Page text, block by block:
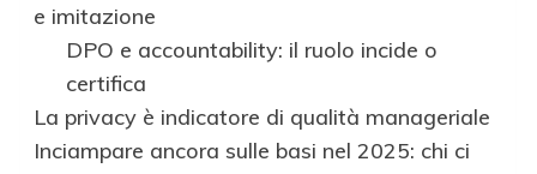
e imitazione
DPO e accountability: il ruolo incide o
certifica
La privacy è indicatore di qualità manageriale
Inciampare ancora sulle basi nel 2025: chi ci